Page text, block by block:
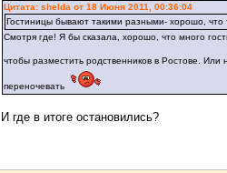
Цитата: shelda от 18 Июня 2011, 00:36:04
Гостиницы бывают такими разными- хорошо, что
Смотря где! Я бы сказала, хорошо, что много
чтобы разместить родственников в Ростове.
переночевать
И где в итоге остановились?